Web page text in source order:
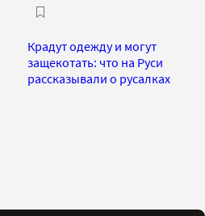
Крадут одежду и могут
защекотать: что на Руси
рассказывали о русалках